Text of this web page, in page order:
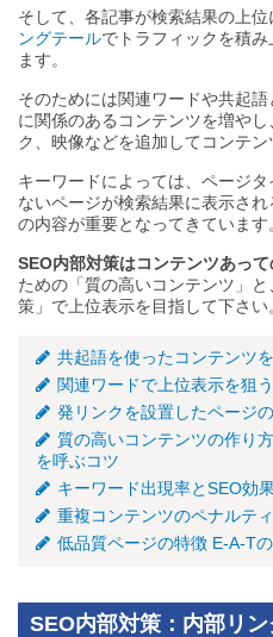
そして、各記事が検索結果の上位
ングテールでトラフィックを積
ます。
そのためには関連ワードや共起
に関係のあるコンテンツを増や
ク、映像などを追加してコンテン
キーワードによっては、ページ
ないページが検索結果に表示さ
の内容が重要となってきています
SEO内部対策はコンテンツあって
ための「質の高いコンテンツ」
策」で上位表示を目指して下さい
共起語を使ったコンテンツ
関連ワードで上位表示を狙
発リンクを設置したページ
質の高いコンテンツの作り
を呼ぶコツ
キーワード出現率とSEO効
重複コンテンツのペナルテ
低品質ページの特徴 E-A-T
SEO内部対策：内部リン